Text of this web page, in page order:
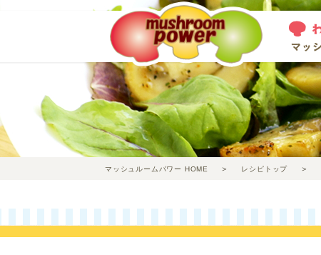
マッシュルームパワー HOME レシピトップ